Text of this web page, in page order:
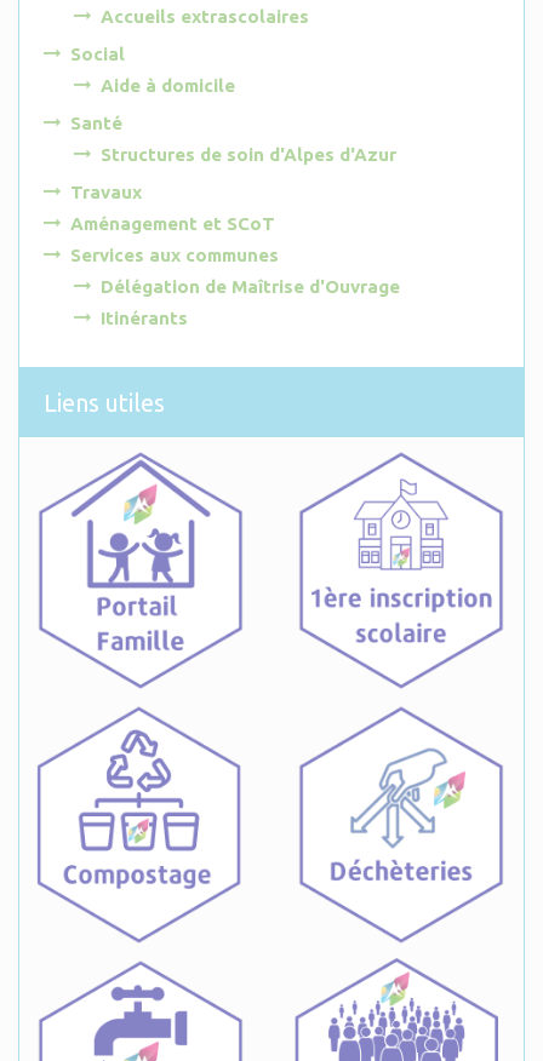
Accueils extrascolaires
Social
Aide à domicile
Santé
Structures de soin d'Alpes d'Azur
Travaux
Aménagement et SCoT
Services aux communes
Délégation de Maîtrise d'Ouvrage
Itinérants
Liens utiles